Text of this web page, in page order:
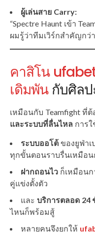
ผู้เล่นสาย Carry:
“Spectre Haunt เข้า
ผมรู้ว่าทีมเวิร์กสำคัญกว่า
คาสิโน
เดิมพันกับศิลป
เหมือนกับ Teamfight ที่ต้
และระบบที่ลื่นไหล การ
ระบบออโต้ ของยูฟ่า
ทุกขั้นตอนราบรื่นเหมือ
ฝากถอนไว ก็เหมือนก
คู่แข่งตั้งตัว
และ บริการตลอด 24
ไหนก็พร้อมสู้
หลายคนจึงยกให้